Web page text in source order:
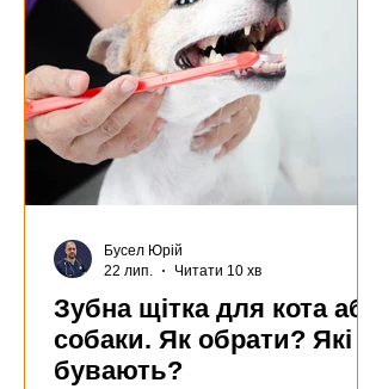
Зубна щітка для кота або
собаки. Як обрати? Які
бувають?
Бусел Юрій
22 лип.
Читати 10 хв